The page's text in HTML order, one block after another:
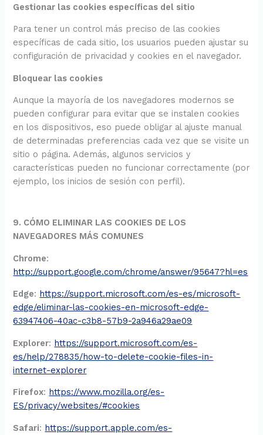
Gestionar las cookies específicas del sitio
Para tener un control más preciso de las cookies
específicas de cada sitio, los usuarios pueden ajustar su
configuración de privacidad y cookies en el navegador.
Bloquear las cookies
Aunque la mayoría de los navegadores modernos se
pueden configurar para evitar que se instalen cookies
en los dispositivos, eso puede obligar al ajuste manual
de determinadas preferencias cada vez que se visite un
sitio o página. Además, algunos servicios y
características pueden no funcionar correctamente (por
ejemplo, los inicios de sesión con perfil).
9. CÓMO ELIMINAR LAS COOKIES DE LOS
NAVEGADORES MÁS COMUNES
Chrome:
http://support.google.com/chrome/answer/95647?hl=es
Edge: https://support.microsoft.com/es-es/microsoft-
edge/eliminar-las-cookies-en-microsoft-edge-
63947406-40ac-c3b8-57b9-2a946a29ae09
Explorer: https://support.microsoft.com/es-
es/help/278835/how-to-delete-cookie-files-in-
internet-explorer
Firefox: https://www.mozilla.org/es-
ES/privacy/websites/#cookies
Safari: https://support.apple.com/es-